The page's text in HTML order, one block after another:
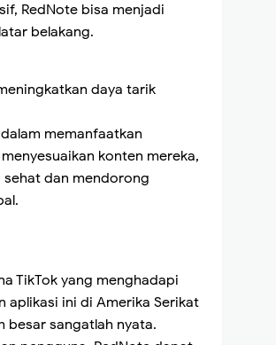
RedNote bisa menjadi
belakang.
daya tarik
memanfaatkan
konten mereka,
dan mendorong
TikTok yang menghadapi
aplikasi ini di Amerika Serikat
besar sangatlah nyata.